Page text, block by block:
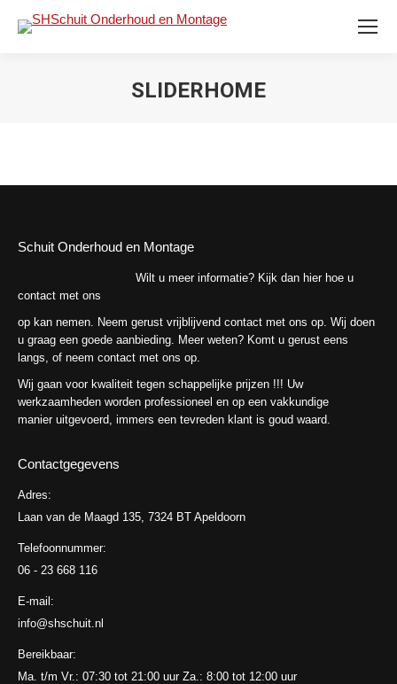
SLIDERHOME
Schuit Onderhoud en Montage
Wilt u meer informatie? Kijk dan hier hoe u
contact met ons
op kan nemen. Neem gerust vrijblijvend contact met ons op. Wij doen
u graag een goede aanbieding. Meer weten? Komt u gerust eens
langs, of neem contact met ons op.
Wij gaan voor kwaliteit tegen schappelijke prijzen !!! Uw
werkzaamheden worden professioneel en op een vakkundige
manier uitgevoerd, immers een tevreden klant is goud waard.
Contactgegevens
Adres:
Laan van de Maagd 135, 7324 BT Apeldoorn
Telefoonnummer:
06 - 23 668 116
E-mail:
info@shschuit.nl
Bereikbaar:
Ma. t/m Vr.: 07:30 tot 21:00 uur Za.: 8:00 tot 12:00 uur